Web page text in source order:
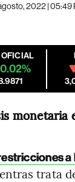
2022 | 05:49
monetaria
trata